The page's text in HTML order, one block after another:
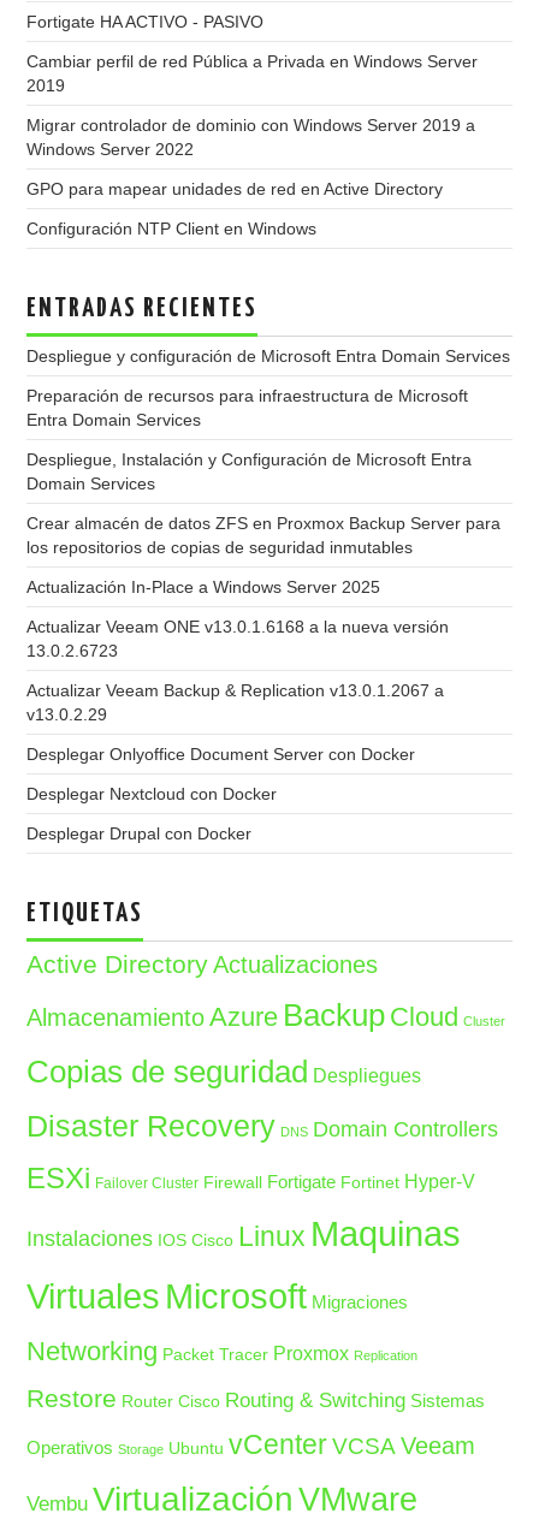
Fortigate HA ACTIVO - PASIVO
Cambiar perfil de red Pública a Privada en Windows Server
2019
Migrar controlador de dominio con Windows Server 2019 a
Windows Server 2022
GPO para mapear unidades de red en Active Directory
Configuración NTP Client en Windows
ENTRADAS RECIENTES
Despliegue y configuración de Microsoft Entra Domain Services
Preparación de recursos para infraestructura de Microsoft
Entra Domain Services
Despliegue, Instalación y Configuración de Microsoft Entra
Domain Services
Crear almacén de datos ZFS en Proxmox Backup Server para
los repositorios de copias de seguridad inmutables
Actualización In-Place a Windows Server 2025
Actualizar Veeam ONE v13.0.1.6168 a la nueva versión
13.0.2.6723
Actualizar Veeam Backup & Replication v13.0.1.2067 a
v13.0.2.29
Desplegar Onlyoffice Document Server con Docker
Desplegar Nextcloud con Docker
Desplegar Drupal con Docker
ETIQUETAS
Active Directory Actualizaciones
Almacenamiento Azure Backup Cloud Cluster
Copias de seguridad Despliegues
Disaster Recovery DNS Domain Controllers
ESXi Failover Cluster Firewall Fortigate Fortinet Hyper-V
Instalaciones IOS Cisco Linux Maquinas
Virtuales Microsoft Migraciones
Networking Packet Tracer Proxmox Replication
Restore Router Cisco Routing & Switching Sistemas
Operativos Storage Ubuntu vCenter VCSA Veeam
Vembu Virtualización VMware